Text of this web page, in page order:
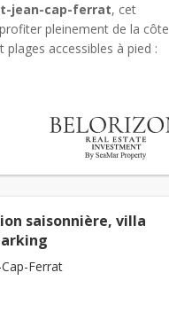
jean-cap-ferrat, cet
pleinement de la côte
accessibles à pied :
saisonnière, villa
Ferrat